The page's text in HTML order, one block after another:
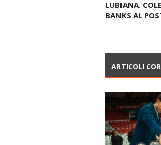
LUBIANA.
BANKS AL
ARTICOLI